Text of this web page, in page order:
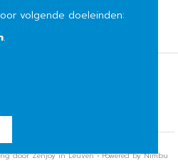
moeder • Alle rechten voorbehouden
doorZenjoy in Leuven•Powered by Nimbu
volgende doeleinden:
.